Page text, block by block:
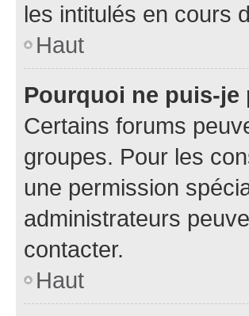
les intitulés en cours
Haut
Pourquoi ne puis-je
Certains forums
groupes. Pour les
une permission
administrateurs
contacter.
Haut